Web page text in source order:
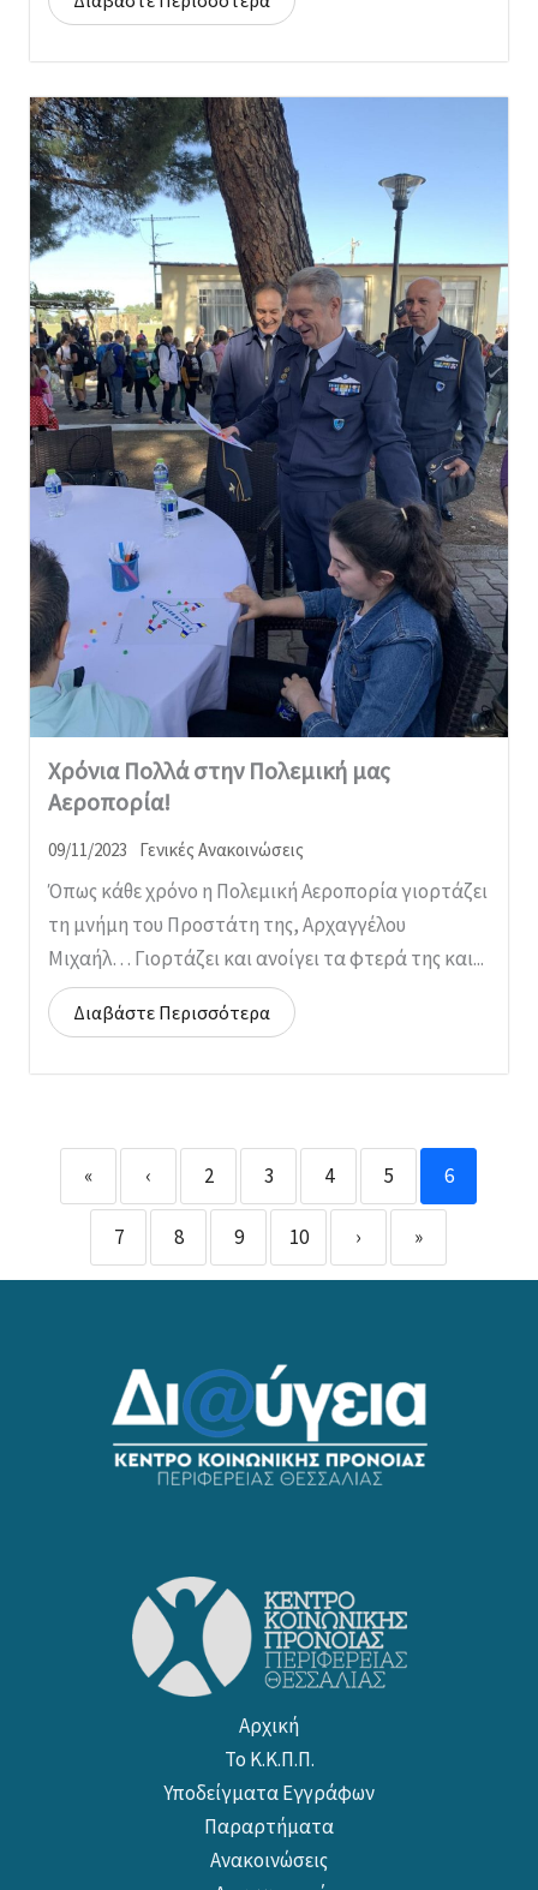
Χρόνια Πολλά στην Πολεμική μας
Αεροπορία!
09/11/2023 Γενικές Ανακοινώσεις
Όπως κάθε χρόνο η Πολεμική Αεροπορία γιορτάζει
τη μνήμη του Προστάτη της, Αρχαγγέλου
Μιχαήλ… Γιορτάζει και ανοίγει τα φτερά της και...
« ‹ 2 3 4 5 6
7 8 9 10 › »
Αρχική
Το Κ.Κ.Π.Π.
Υποδείγματα Εγγράφων
Παραρτήματα
Ανακοινώσεις